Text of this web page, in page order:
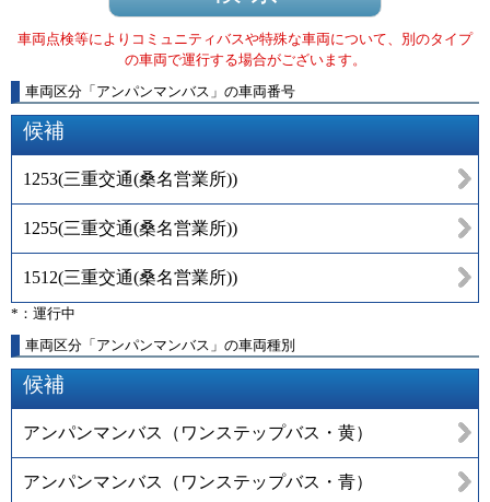
車両点検等によりコミュニティバスや特殊な車両について、別のタイプ
の車両で運行する場合がございます。
車両区分 「 アンパンマンバス 」 の車両番号
候補
1253(三重交通(桑名営業所))
1255(三重交通(桑名営業所))
1512(三重交通(桑名営業所))
*：運行中
車両区分「アンパンマンバス」の車両種別
候補
アンパンマンバス（ワンステップバス・黄）
アンパンマンバス（ワンステップバス・青）